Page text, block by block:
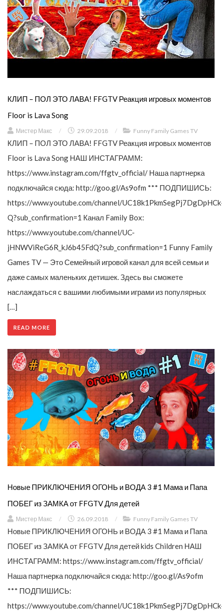
КЛИП – ПОЛ ЭТО ЛАВА! FFGTV Реакция игровых моментов
Floor is Lava Song
Мистер Макс / 29.09.2018 / Funny Family Games TV
КЛИП – ПОЛ ЭТО ЛАВА! FFGTV Реакция игровых моментов
Floor is Lava Song НАШ ИНСТАГРАММ:
https://www.instagram.com/ffgtv_official/ Наша партнерка
подключайся сюда: http://goo.gl/As9ofm *** ПОДПИШИСЬ:
https://www.youtube.com/channel/
Q?sub_confirmation=1 Канал Family Box:
https://www.youtube.com/channel/UC-
jHNWViReG6R_kJ6b45FdQ?sub_confirmation=1 Funny Family
Games TV — Это Семейный игровой канал для всей семьи и
даже самых маленьких детишек. Здесь вы сможете
наслаждаться с вашими любимыми играми из популярных
[…]
READ MORE
Новые ПРИКЛЮЧЕНИЯ ОГОНЬ и ВОДА 3 #1 Мама и Папа
ПОБЕГ из ЗАМКА от FFGTV Для детей
Мистер Макс / 26.09.2018 / Funny Family Games TV
Новые ПРИКЛЮЧЕНИЯ ОГОНЬ и ВОДА 3 #1 Мама и Папа
ПОБЕГ из ЗАМКА от FFGTV Для детей kids Children НАШ
ИНСТАГРАММ: https://www.instagram.com/ffgtv_official/
Наша партнерка подключайся сюда: http://goo.gl/As9ofm
*** ПОДПИШИСЬ:
https://www.youtube.com/channel/